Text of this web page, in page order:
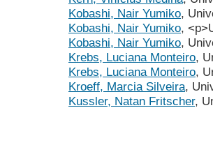
Kobashi, Nair Yumiko,
Kobashi, Nair Yumiko,
Kobashi, Nair Yumiko,
Krebs, Luciana Monteiro,
Krebs, Luciana Monteiro,
Kroeff, Marcia Silveira,
Kussler, Natan Fritscher,